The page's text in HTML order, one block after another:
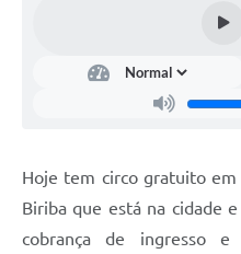
Arquivos para Download
SIC
Hoje tem circo gratuito
Biriba que está na cidade
cobrança de ingresso